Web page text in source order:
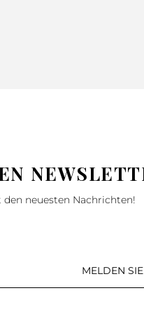
neuesten Nachrichten!